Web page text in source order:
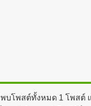
พบโพสต์ทั้งหมด 1 โพสต์